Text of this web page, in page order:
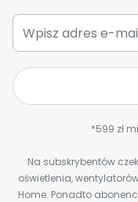
*599 zł
Na subskrybentów
oświetlenia,
Home. Ponadto